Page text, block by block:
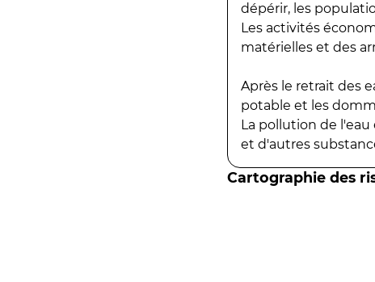
dépérir, les
Les activités
matérielles et des
Après le retrait des
potable et les
La pollution de
et d'autres
Cartographie des